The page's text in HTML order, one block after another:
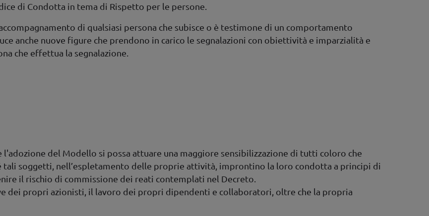
di Condotta in tema di Rispetto per le persone.
di qualsiasi persona che subisce o è testimone di un comportamento
anche nuove figure che prendono in carico le segnalazioni con obiettività e imparzialità e
che effettua la segnalazione.
l'adozione del Modello si possa attuare una maggiore sensibilizzazione di tutti coloro che
tali soggetti, nell’espletamento delle proprie attività, improntino la loro condotta a principi di
il rischio di commissione dei reati contemplati nel Decreto.
dei propri azionisti, il lavoro dei propri dipendenti e collaboratori, oltre che la propria